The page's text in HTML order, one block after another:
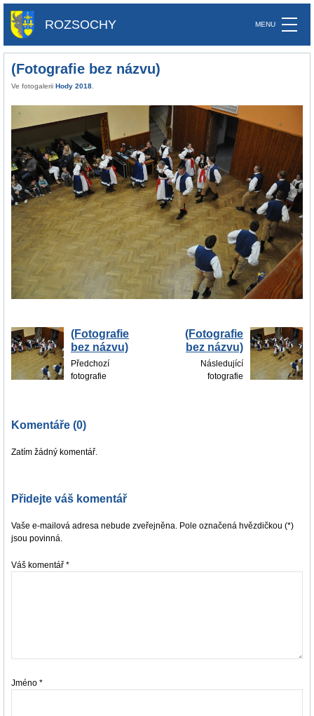
ROZSOCHY
(Fotografie bez názvu)
Ve fotogalerii Hody 2018
(Fotografie
bez názvu)
Předchozí
fotografie
(Fotografie
bez názvu)
Následující
fotografie
Komentáře (0)
Zatím žádný komentář.
Přidejte váš komentář
Vaše e-mailová adresa nebude zveřejněna. Pole označená hvězdičkou (*)
jsou povinná.
Váš komentář *
Jméno *